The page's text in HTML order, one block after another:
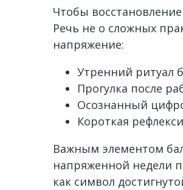
Чтобы
Речь не о сложных
напряжение:
Утренний ритуал
Прогулка после
Осознанный
Короткая
Важным элементом
напряженной недели
как символ